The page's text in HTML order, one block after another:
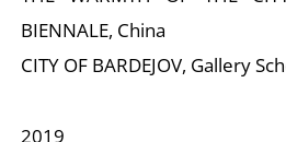
BIENNALE, China
CITY OF BARDEJOV, Gallery
2019